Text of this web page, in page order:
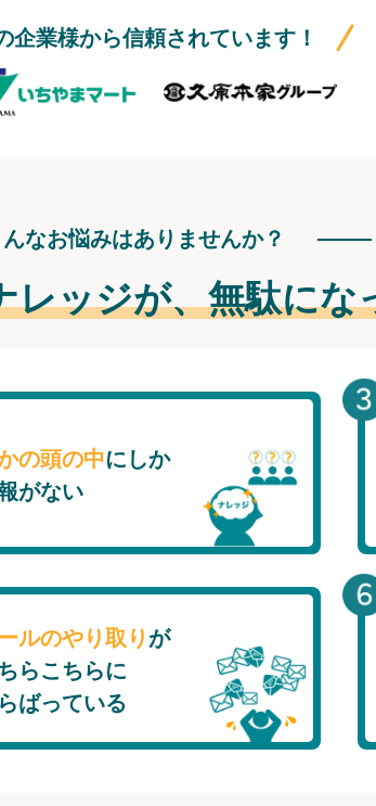
企業様から信頼されています！
んなお悩みはありませんか？
レッジが、無駄にな
の頭の中にしか
がない
ルのやり取り が
らこちらに
ばっている